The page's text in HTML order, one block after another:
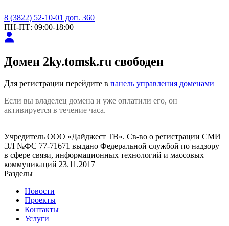
8 (3822) 52-10-01 доп. 360
ПН-ПТ: 09:00-18:00
Домен 2ky.tomsk.ru свободен
Для регистрации перейдите в панель управления доменами
Если вы владелец домена и уже оплатили его, он
активируется в течение часа.
Учредитель ООО «Дайджест ТВ». Св-во о регистрации СМИ
ЭЛ №ФС 77-71671 выдано Федеральной службой по надзору
в сфере связи, информационных технологий и массовых
коммуникаций 23.11.2017
Разделы
Новости
Проекты
Контакты
Услуги